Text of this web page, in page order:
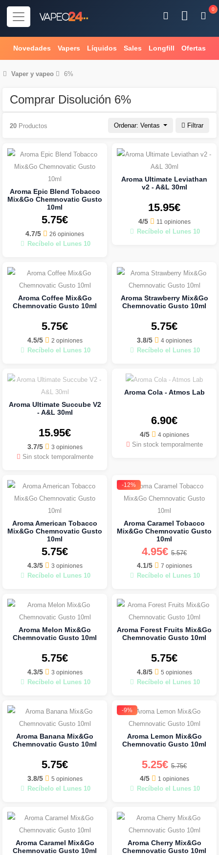
0
Novedades Vapers Líquidos Sales Longfill Ofertas
Vaper y vapeo 6%
Comprar Disolución 6%
Ordenar: Ventas Filtrar
20 Productos
Aroma Epic Blend Tobacco
Mix&Go Chemnovatic Gusto
10ml
5.75€
4.7/5 26 opiniones
Recíbelo el Lunes 10
Aroma Ultimate Leviathan
v2 - A&L 30ml
15.95€
4/5 11 opiniones
Recíbelo el Lunes 10
Aroma Coffee Mix&Go
Chemnovatic Gusto 10ml
5.75€
4.5/5 2 opiniones
Recíbelo el Lunes 10
Aroma Strawberry Mix&Go
Chemnovatic Gusto 10ml
5.75€
3.8/5 4 opiniones
Recíbelo el Lunes 10
Aroma Ultimate Succube V2
- A&L 30ml
15.95€
3.7/5 3 opiniones
Sin stock temporalmente
Aroma Cola - Atmos Lab
6.90€
4/5 4 opiniones
Sin stock temporalmente
Aroma American Tobacco
Mix&Go Chemnovatic Gusto
10ml
5.75€
4.3/5 3 opiniones
Recíbelo el Lunes 10
-12%
Aroma Caramel Tobacco
Mix&Go Chemnovatic Gusto
10ml
4.95€ 5.57€
4.1/5 7 opiniones
Recíbelo el Lunes 10
Aroma Melon Mix&Go
Chemnovatic Gusto 10ml
5.75€
4.3/5 3 opiniones
Recíbelo el Lunes 10
Aroma Forest Fruits Mix&Go
Chemnovatic Gusto 10ml
5.75€
4.8/5 5 opiniones
Recíbelo el Lunes 10
Aroma Banana Mix&Go
Chemnovatic Gusto 10ml
5.75€
3.8/5 5 opiniones
Recíbelo el Lunes 10
-9%
Aroma Lemon Mix&Go
Chemnovatic Gusto 10ml
5.25€ 5.75€
4/5 1 opiniones
Recíbelo el Lunes 10
Aroma Caramel Mix&Go
Chemnovatic Gusto 10ml
Aroma Cherry Mix&Go
Chemnovatic Gusto 10ml